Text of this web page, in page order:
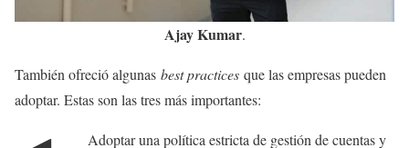
Ajay Kumar.
También ofreció algunas best practices que las empresas pueden
adoptar. Estas son las tres más importantes:
Adoptar una política estricta de gestión de cuentas y